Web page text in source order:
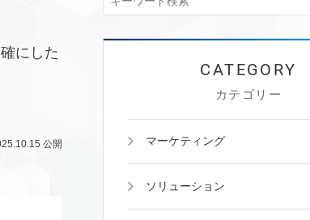
にした
公開
カテゴリー
マーケティング
ソリューション